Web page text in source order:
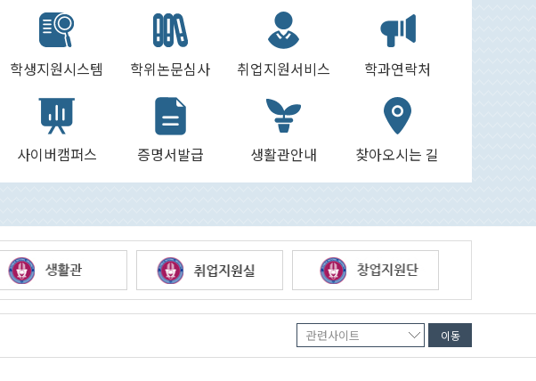
학생지원시스템 학위논문심사 취업지원서비스 학과연락처
사이버캠퍼스 증명서발급 생활관안내 찾아오시는 길